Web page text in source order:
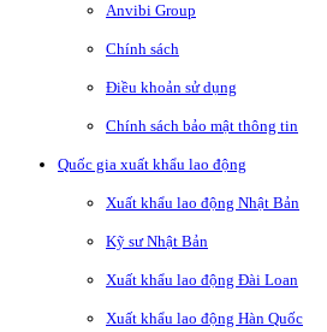
Anvibi Group
Chính sách
Điều khoản sử dụng
Chính sách bảo mật thông tin
Quốc gia xuất khẩu lao động
Xuất khẩu lao động Nhật Bản
Kỹ sư Nhật Bản
Xuất khẩu lao động Đài Loan
Xuất khẩu lao động Hàn Quốc